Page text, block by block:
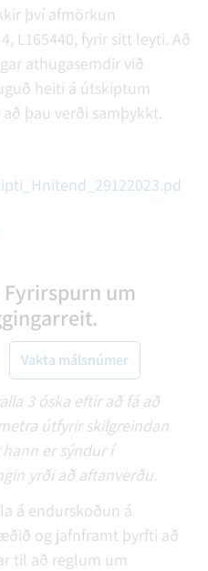
því afmörkun
L165440, fyrir sitt leyti. Að
athugasemdir við
heiti á útskiptum
þau verði samþykkt.
um
Vakta málsnúmer
3 óska eftir að fá að
útfyrir skilgreindan
er sýndur í
yrði að aftanverðu.
á endurskoðun á
og jafnframt þyrfti að
til að reglum um